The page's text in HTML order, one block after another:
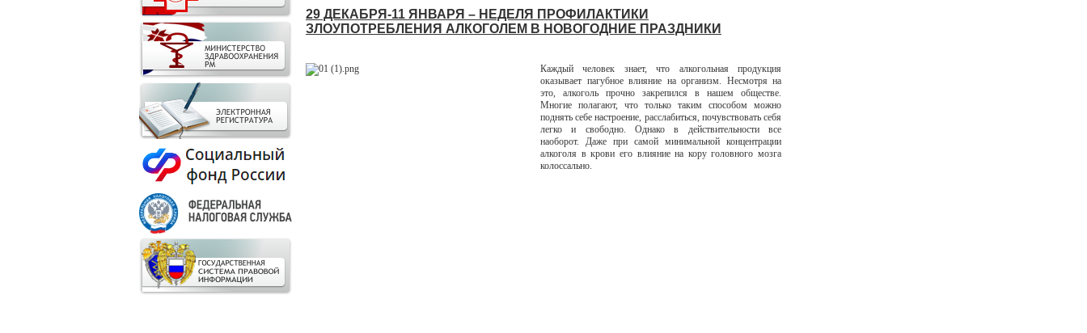
29 ДЕКАБРЯ-11 ЯНВАРЯ – НЕДЕЛЯ ПРОФИЛАКТИКИ
ЗЛОУПОТРЕБЛЕНИЯ АЛКОГОЛЕМ В НОВОГОДНИЕ ПРАЗДНИКИ
Каждый человек знает, что алкогольная продукция
оказывает пагубное влияние на организм. Несмотря на
это, алкоголь прочно закрепился в нашем обществе.
Многие полагают, что только таким способом можно
поднять себе настроение, расслабиться, почувствовать себя
легко и свободно. Однако в действительности все
наоборот. Даже при самой минимальной концентрации
алкоголя в крови его влияние на кору головного мозга
колоссально.